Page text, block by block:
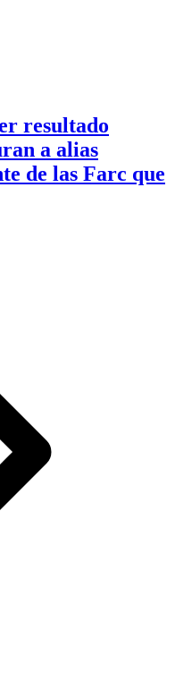
resultado
a alias
de las Farc que